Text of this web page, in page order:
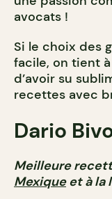
avocats !
Si le choix des
facile, on tient
d’avoir su
recettes avec
Dario
Meilleure
Mexiqueet à la